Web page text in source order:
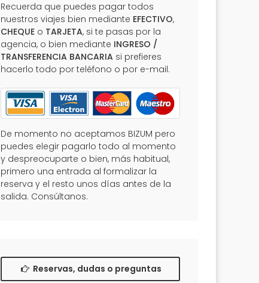
Recuerda que puedes pagar todos
nuestros viajes bien mediante EFECTIVO,
CHEQUE o TARJETA, si te pasas por la
agencia, o bien mediante INGRESO /
TRANSFERENCIA BANCARIA si prefieres
hacerlo todo por teléfono o por e-mail.
De momento no aceptamos BIZUM pero
puedes elegir pagarlo todo al momento
y despreocuparte o bien, más habitual,
primero una entrada al formalizar la
reserva y el resto unos días antes de la
salida. Consúltanos.
Reservas, dudas o preguntas